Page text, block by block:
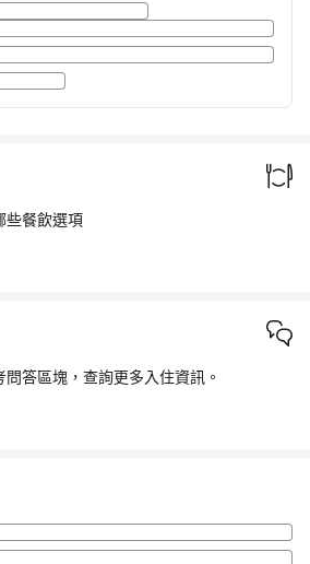
些餐飲選項
答區塊，查詢更多入住資訊。